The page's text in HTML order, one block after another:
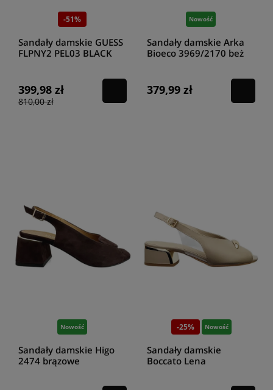
-51%
Sandały damskie GUESS
FLPNY2 PEL03 BLACK
399,98 zł
810,00 zł
Nowość
Sandały damskie Arka
Bioeco 3969/2170 beż
379,99 zł
Nowość
Sandały damskie Higo
2474 brązowe
-25% Nowość
Sandały damskie
Boccato Lena